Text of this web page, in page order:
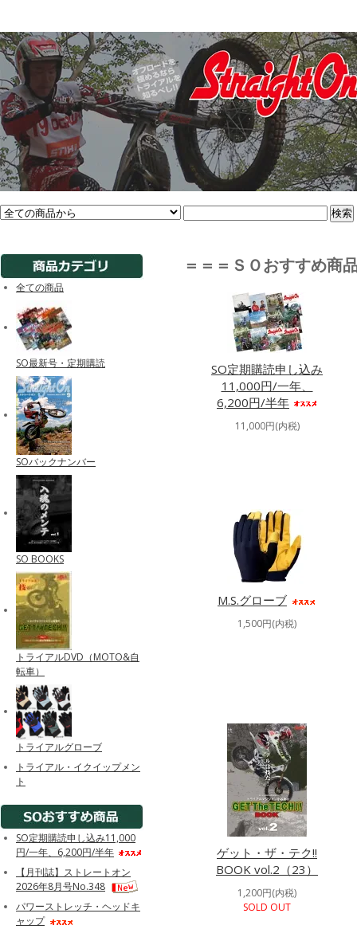
＝＝＝ＳＯおすすめ商
SO定期購読申し込み
11,000円/一年、
6,200円/半年
11,000円(内税)
M.S.グローブ
1,500円(内税)
ゲット・ザ・テク!!
BOOK vol.2（23）
1,200円(内税)
SOLD OUT
全ての商品
SO最新号・定期購読
SOバックナンバー
SO BOOKS
トライアルDVD（MOTO&自
転車）
トライアルグローブ
トライアル・イクイップメン
ト
SO定期購読申し込み11,000
円/一年、6,200円/半年
【月刊誌】ストレートオン
2026年8月号No.348
パワーストレッチ・ヘッドキ
ャップ